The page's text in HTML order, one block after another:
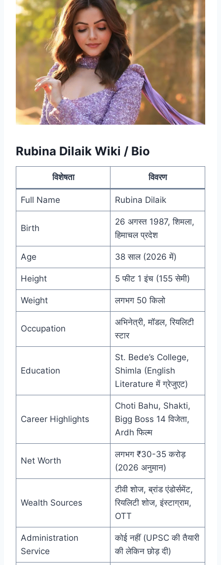
Rubina Dilaik Wiki / Bio
विशेषता विवरण
Full Name Rubina Dilaik
Birth
26 अगस्त 1987, शिमला,
हिमाचल प्रदेश
Age 38 साल (2026 में)
Height 5 फीट 1 इंच (155 सेमी)
Weight लगभग 50 किलो
Occupation
अभिनेत्री, मॉडल, रियलिटी
स्टार
Education
St. Bede’s College,
Shimla (English
Literature में ग्रेजुएट)
Career Highlights
Choti Bahu, Shakti,
Bigg Boss 14 विजेता,
Ardh फिल्म
Net Worth
लगभग ₹30-35 करोड़
(2026 अनुमान)
Wealth Sources
टीवी शोज, ब्रांड एंडोर्समेंट,
रियलिटी शोज, इंस्टाग्राम,
OTT
Administration
Service
कोई नहीं (UPSC की तैयारी
की लेकिन छोड़ दी)